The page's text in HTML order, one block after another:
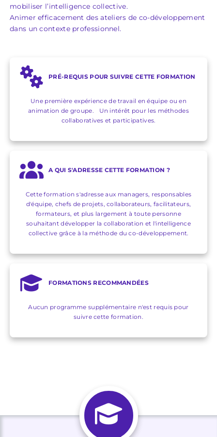
mobiliser l’intelligence collective.
Animer efficacement des ateliers de co-développement
dans un contexte professionnel.
PRÉ-REQUIS POUR SUIVRE CETTE FORMATION
Une première expérience de travail en équipe ou en
animation de groupe. Un intérêt pour les méthodes
collaboratives et participatives.
A QUI S'ADRESSE CETTE FORMATION ?
Cette formation s'adresse aux managers, responsables
d'équipe, chefs de projets, collaborateurs, facilitateurs,
formateurs, et plus largement à toute personne
souhaitant développer la collaboration et l'intelligence
collective grâce à la méthode du co-développement.
FORMATIONS RECOMMANDÉES
Aucun programme supplémentaire n'est requis pour
suivre cette formation.